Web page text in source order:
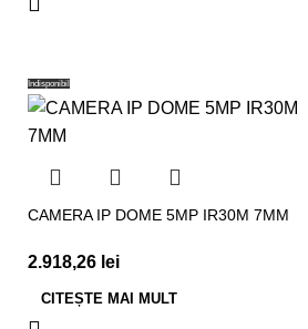
Indisponibil
CAMERA IP DOME 5MP IR30M 7MM
2.918,26 lei
CITEȘTE MAI MULT